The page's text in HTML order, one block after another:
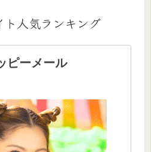
ト人気ランキング
ピーメール